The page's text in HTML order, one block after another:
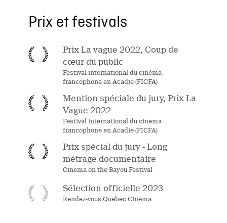
Prix et festivals
Prix La vague 2022, Coup de
cœur du public
Festival international du cinéma
francophone en Acadie (FICFA)
Mention spéciale du jury, Prix La
Vague 2022
Festival international du cinéma
francophone en Acadie (FICFA)
Prix spécial du jury - Long
métrage documentaire
Cinema on the Bayou Festival
Sélection officielle 2023
Rendez-vous Québec Cinéma